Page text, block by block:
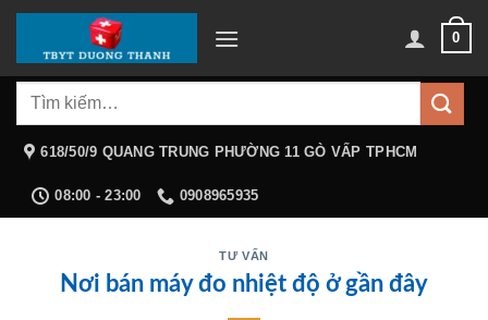
Chuyển
nội
dung
0
Tìm
618/50/9 QUANG TRUNG PHƯỜNG 11 GÒ VẤP TPHCM
08:00 - 23:00 0908965935
TƯ VẤN
Nơi bán máy đo nhiệt độ ở gần đây